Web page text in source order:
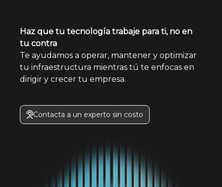
Haz que tu tecnología trabaje para ti, no en
tu contra
Te ayudamos a operar, mantener y optimizar
tu infraestructura mientras tú te enfocas en
dirigir y crecer tu empresa.
Contacta a un experto sin costo